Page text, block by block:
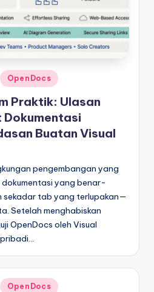
OpenDocs
Praktik: Ulasan
Dokumentasi
Buatan Visual
pengembangan yang
yang benar-
sekadar tab yang terlupakan—
Setelah menghabiskan
OpenDocs oleh Visual
OpenDocs